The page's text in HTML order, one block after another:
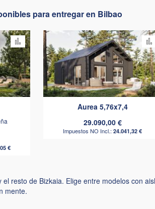
para entregar en Bilbao
€
Añadir
para
comparar
Aurea 5,76x7,4
29.090,00 €
24.041,32 €
resto de Bizkaia. Elige entre modelos con
mente.